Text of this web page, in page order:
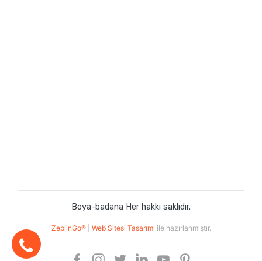
Boya-badana Her hakkı saklıdır.
ZeplinGo® Web Sitesi Tasarımı ile hazırlanmıştır.